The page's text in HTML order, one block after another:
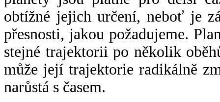
obtížné jejich určení, neboť je
přesnosti, jakou požadujeme.
stejné trajektorii po několik
může její trajektorie radikálně
narůstá s časem.